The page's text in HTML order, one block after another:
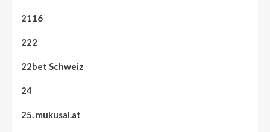
2116
222
22bet Schweiz
24
25. mukusal.at